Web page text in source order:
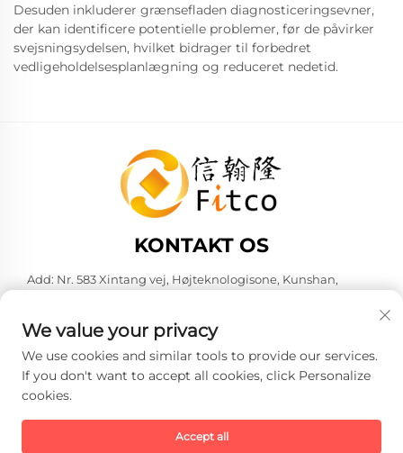
Desuden inkluderer grænsefladen diagnosticeringsevner,
der kan identificere potentielle problemer, før de påvirker
svejsningsydelsen, hvilket bidrager til forbedret
vedligeholdelsesplanlægning og reduceret nedetid.
KONTAKT OS
Add: Nr. 583 Xintang vej, Højteknologisone, Kunshan,
Tel:+86-137 6186 0079
E-mail: [email protected]
rettigheder forbeholdes. -
We value your privacy
We use cookies and similar tools to provide our services.
If you don't want to accept all cookies, click Personalize
cookies.
Accept all